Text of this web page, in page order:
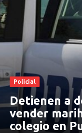
Policial
Detienen a
vender
colegio en